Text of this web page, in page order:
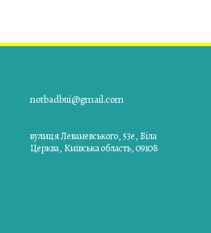
notbadbui@gmail.com
вулиця Леваневського, 53е, Біла
Церква, Київська область, 09108